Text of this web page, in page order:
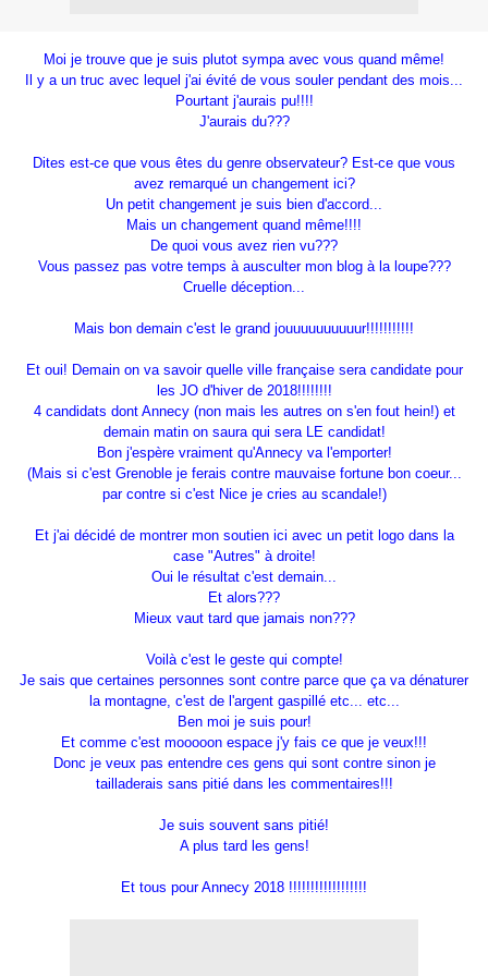
Moi je trouve que je suis plutot sympa avec vous quand même!
Il y a un truc avec lequel j'ai évité de vous souler pendant des mois...
Pourtant j'aurais pu!!!!
J'aurais du???
Dites est-ce que vous êtes du genre observateur? Est-ce que vous
avez remarqué un changement ici?
Un petit changement je suis bien d'accord...
Mais un changement quand même!!!!
De quoi vous avez rien vu???
Vous passez pas votre temps à ausculter mon blog à la loupe???
Cruelle déception...
Mais bon demain c'est le grand jouuuuuuuuuur!!!!!!!!!!!
Et oui! Demain on va savoir quelle ville française sera candidate pour
les JO d'hiver de 2018!!!!!!!!
4 candidats dont Annecy (non mais les autres on s'en fout hein!) et
demain matin on saura qui sera LE candidat!
Bon j'espère vraiment qu'Annecy va l'emporter!
(Mais si c'est Grenoble je ferais contre mauvaise fortune bon coeur...
par contre si c'est Nice je cries au scandale!)
Et j'ai décidé de montrer mon soutien ici avec un petit logo dans la
case "Autres" à droite!
Oui le résultat c'est demain...
Et alors???
Mieux vaut tard que jamais non???
Voilà c'est le geste qui compte!
Je sais que certaines personnes sont contre parce que ça va dénaturer
la montagne, c'est de l'argent gaspillé etc... etc...
Ben moi je suis pour!
Et comme c'est mooooon espace j'y fais ce que je veux!!!
Donc je veux pas entendre ces gens qui sont contre sinon je
tailladerais sans pitié dans les commentaires!!!
Je suis souvent sans pitié!
A plus tard les gens!
Et tous pour Annecy 2018 !!!!!!!!!!!!!!!!!!